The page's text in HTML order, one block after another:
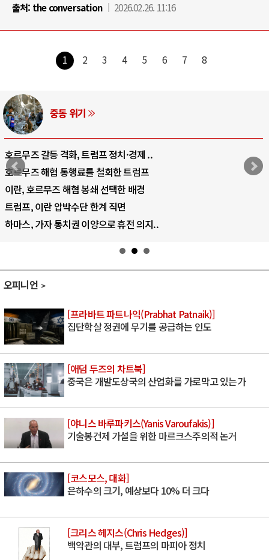
출처: the conversation 2026.02.26. 11:16
1 2 3 4 5 6 7 8
중동 위기
호르무즈 갈등 격화, 트럼프 정치·경제 ..
호르무즈 해협 통행료를 철회한 트럼프
이란, 호르무즈 해협 봉쇄 선택한 배경
트럼프, 이란 압박수단 한계 직면
하마스, 가자 통치권 이양으로 휴전 의지..
오피니언
[프라바트 파트나익(Prabhat Patnaik)]
집단학살 정권에 무기를 공급하는 인도
[애덤 투즈의 차트북]
중국은 개발도상국의 산업화를 가로막고 있는가
[야니스 바루파키스(Yanis Varoufakis)]
기술봉건제 가설을 위한 마르크스주의적 논거
[코스모스, 대화]
은하수의 크기, 예상보다 10% 더 크다
[크리스 헤지스(Chris Hedges)]
백악관의 대부, 트럼프의 마피아 정치